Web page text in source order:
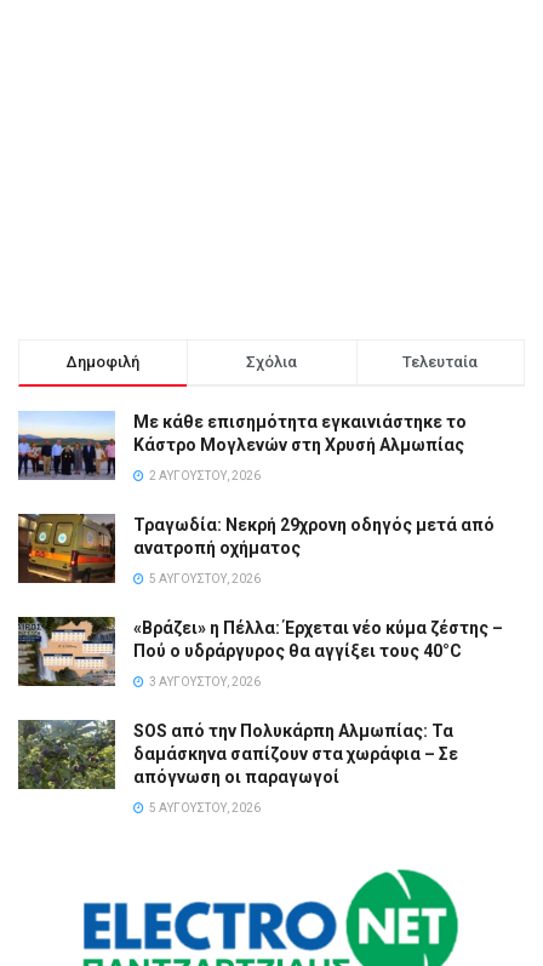
Δημοφιλή Σχόλια Τελευταία
Με κάθε επισημότητα εγκαινιάστηκε το
Κάστρο Μογλενών στη Χρυσή Αλμωπίας
2 ΑΥΓΟΎΣΤΟΥ, 2026
Τραγωδία: Νεκρή 29χρονη οδηγός μετά από
ανατροπή οχήματος
5 ΑΥΓΟΎΣΤΟΥ, 2026
«Βράζει» η Πέλλα: Έρχεται νέο κύμα ζέστης –
Πού ο υδράργυρος θα αγγίξει τους 40°C
3 ΑΥΓΟΎΣΤΟΥ, 2026
SOS από την Πολυκάρπη Αλμωπίας: Τα
δαμάσκηνα σαπίζουν στα χωράφια – Σε
απόγνωση οι παραγωγοί
5 ΑΥΓΟΎΣΤΟΥ, 2026